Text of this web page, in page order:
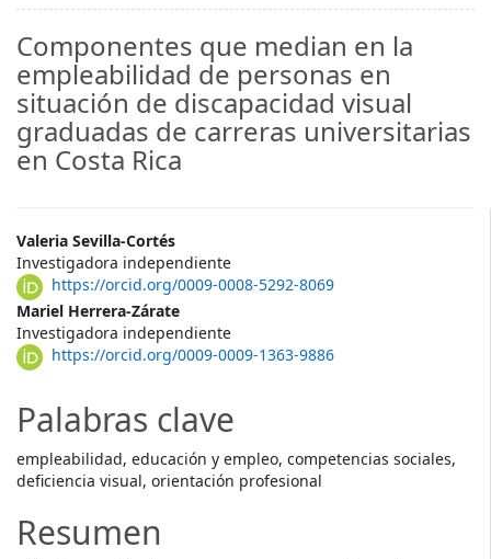
Componentes que median en la
empleabilidad de personas en
situación de discapacidad visual
graduadas de carreras universitarias
en Costa Rica
Valeria Sevilla-Cortés
Investigadora independiente
https://orcid.org/0009-0008-5292-8069
Mariel Herrera-Zárate
Investigadora independiente
https://orcid.org/0009-0009-1363-9886
Palabras clave
empleabilidad, educación y empleo, competencias sociales,
deficiencia visual, orientación profesional
Resumen